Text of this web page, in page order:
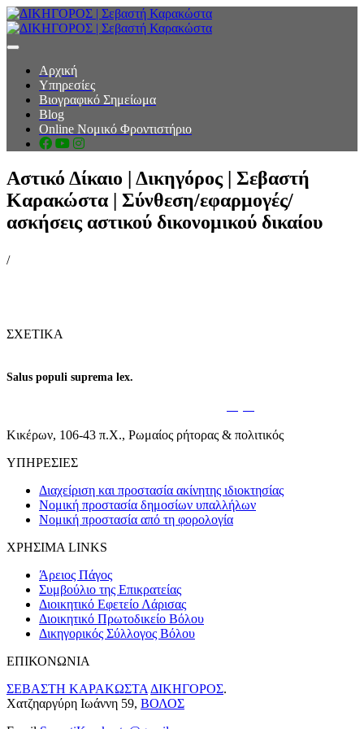
toggle navigation
Αρχική
Υπηρεσίες
Βιογραφικό Σημείωμα
Blog
Online Νομικό Φροντιστήριο
Αστικό Δίκαιο | Δικηγόρος | Σεβαστή
Καρακώστα | Σύνθεση/εφαρμογές/
ασκήσεις αστικού δικονομικού δικαίου
/
ΣΧΕΤΙΚΑ
Salus populi suprema lex.
Κικέρων, 106-43 π.Χ., Ρωμαίος ρήτορας & πολιτικός
ΥΠΗΡΕΣΙΕΣ
Διαχείριση και προστασία ακίνητης ιδιοκτησίας
Νομική προστασία δημοσίων υπαλλήλων
Νομική προστασία από τη φορολογία
ΧΡΗΣΙΜΑ LINKS
Άρειος Πάγος
Συμβούλιο της Επικρατείας
Διοικητικό Εφετείο Λάρισας
Διοικητικό Πρωτοδικείο Βόλου
Δικηγορικός Σύλλογος Βόλου
ΕΠΙΚΟΝΩΝΙΑ
ΣΕΒΑΣΤΗ ΚΑΡΑΚΩΣΤΑ ΔΙΚΗΓΟΡΟΣ.
Χατζηαργύρη Ιωάννη 59, ΒΟΛΟΣ